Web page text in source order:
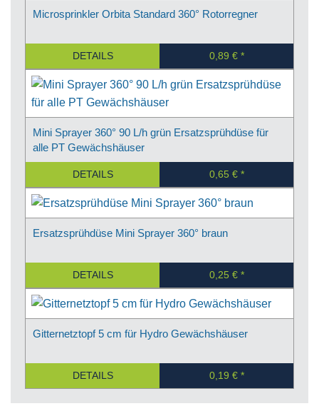
Microsprinkler Orbita Standard 360° Rotorregner
DETAILS 0,89 €
Mini Sprayer 360° 90 L/h grün Ersatzsprühdüse für
alle PT Gewächshäuser
DETAILS 0,65 €
Ersatzsprühdüse Mini Sprayer 360° braun
DETAILS 0,25 €
Gitternetztopf 5 cm für Hydro Gewächshäuser
DETAILS 0,19 €